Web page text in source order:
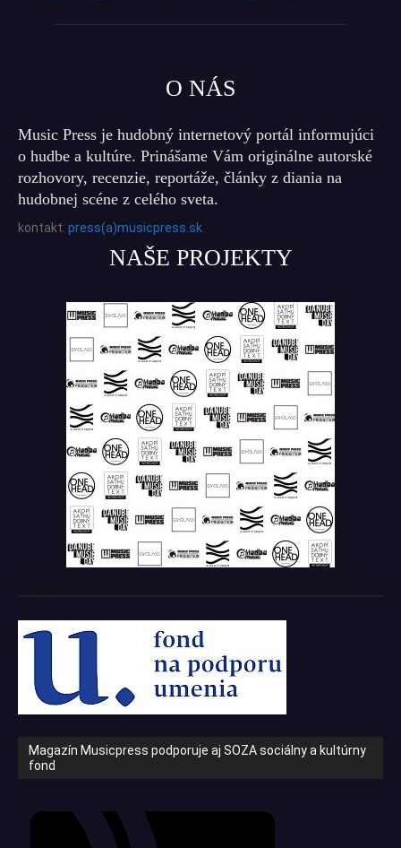
O NÁS
Music Press je hudobný internetový portál informujúci
o hudbe a kultúre. Prinášame Vám originálne autorské
rozhovory, recenzie, reportáže, články z diania na
hudobnej scéne z celého sveta.
kontakt: press(a)musicpress.sk
NAŠE PROJEKTY
Magazín Musicpress podporuje aj SOZA sociálny a kultúrny
fond